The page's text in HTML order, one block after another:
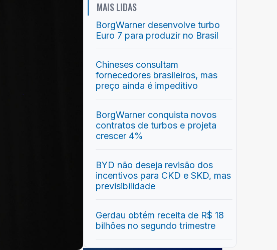
MAIS LIDAS
BorgWarner desenvolve turbo
Euro 7 para produzir no Brasil
Chineses consultam
fornecedores brasileiros, mas
preço ainda é impeditivo
BorgWarner conquista novos
contratos de turbos e projeta
crescer 4%
BYD não deseja revisão dos
incentivos para CKD e SKD, mas
previsibilidade
Gerdau obtém receita de R$ 18
bilhões no segundo trimestre